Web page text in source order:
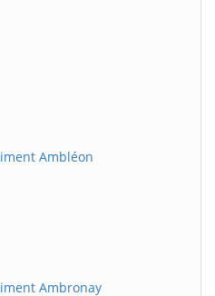
Ambléon
Ambronay